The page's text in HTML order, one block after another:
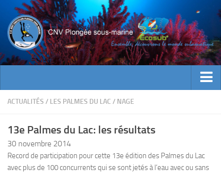
ACTUALITES
INFOS CNV
Bienvenue
Contacts
ACTUALITÉS / LES PALMES DU LAC / NAGE
13e Palmes du Lac: les résultats
30 novembre 2014
Record de participation pour cette 13e édition des Palmes du Lac
avec plus de 100 concurrents qui se sont jetés à l’eau avec ou sans